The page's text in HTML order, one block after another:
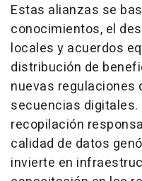
Estas alianzas se
conocimientos, el
locales y acuerdos
distribución de
nuevas regulaciones
secuencias
recopilación
calidad de datos
invierte en